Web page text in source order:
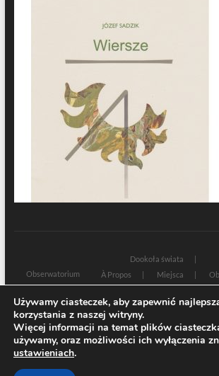
Dookoła świata
Obserwatorium
À Propos Miejsca
Sacrum profanum
Zamyślenia
Znaki czasu
Rozmowy
| Designed by:Theme Freesia
Używamy ciasteczek, aby zapewnić
korzystania z naszej witryny.
Więcej informacji na temat plików
używamy, oraz możliwości ich wyłączenia
ustawieniach.